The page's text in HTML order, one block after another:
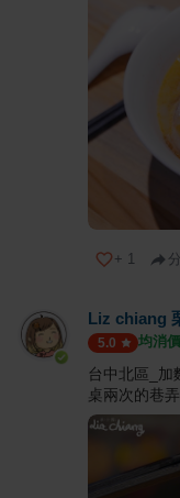
+ 1
Liz chiang
5.0 均消
台中北區_加
桌兩次的巷